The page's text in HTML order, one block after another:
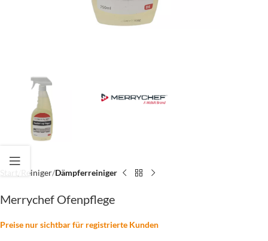
Reiniger Dämpferreiniger
Merrychef Ofenpflege
Preise nur sichtbar für registrierte Kunden